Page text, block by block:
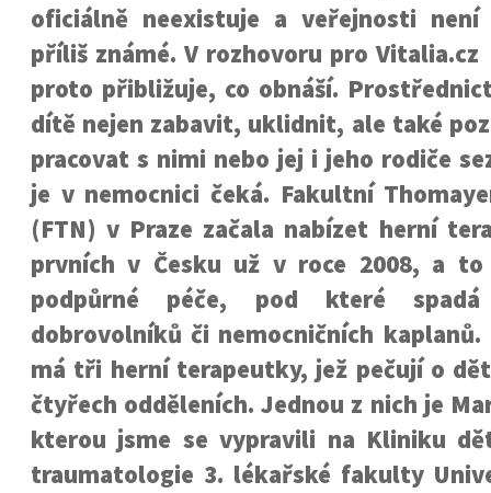
oficiálně neexistuje a veřejnosti není
příliš známé. V rozhovoru pro Vitalia.cz
proto přibližuje, co obnáší.
dítě nejen zabavit, uklidnit, ale také
pracovat s nimi nebo jej i jeho rodiče
je v nemocnici čeká. Fakultní
(FTN) v Praze začala nabízet herní
prvních v Česku už v roce 2008, a
podpůrné péče, pod které
dobrovolníků či nemocničních kaplanů.
má tři herní terapeutky, jež pečují o
čtyřech odděleních. Jednou z nich je
kterou jsme se vypravili na Kliniku
traumatologie 3. lékařské fakulty